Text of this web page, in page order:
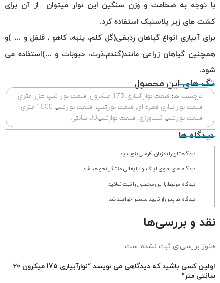
با توجه به ضخامت و وزن سنگین این نوار میتوان از آن برای
کشت های زیر پلاستیک استفاده کرد.
برای آبیاری انواع گیاهان ردیفی(گل کلم، پنبه، کاهو ، فلفل و …
)و
همچنین گیاهان زراعی مانند(گندم،ذرت، حبوبات و …)استفاده می
شود.
تگ های این محصول
برچسب ها: قیمت نوار آبیاری 175 میکرون , قیمت نوار تیپ هزار متری,
قیمت نوارآبیاری قطره ای, قیمت نوارتیپ, قیمت نوارتیپ 1000 متری
,
قیمت نوارتیپ کشاورزی, قیمت نوارتیپ30 سانتی
دیدگاه ها
دیدگاهتان را به زبان فارسی بنویسید.
دیدگاه های حاوی لینک و تبلیغاتی منتشر نخواهد شد.
دیدگاه مرتبط با این محصول را ثبت نمائید.
دیدگاه ها پس از تایید منتشر خواهند شد.
نقد و بررسی‌ها
هنوز بررسی‌ای ثبت نشده است.
اولین کسی باشید که دیدگاهی می نویسد “نوارآبیاری 175 میکرون 20
سانتی متر”